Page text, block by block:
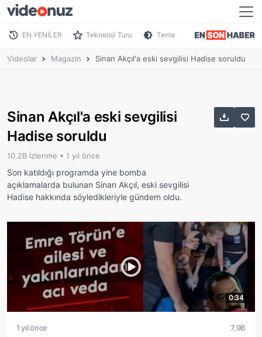
EN YENİLER Teknoloji Turu Tema
Videolar Magazin Sinan Akçıl'a eski sevgilisi Hadise soruldu
Sinan Akçıl'a eski sevgilisi
Hadise soruldu
10.2B İzlenme • 1 yıl önce
Son katıldığı programda yine bomba
açıklamalarda bulunan Sinan Akçıl, eski sevgilisi
Hadise hakkında söyledikleriyle gündem oldu.
0:34
1 yıl önce 7.9B